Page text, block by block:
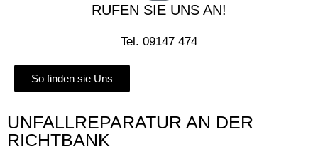
RUFEN SIE UNS AN!
Tel. 09147 474
So finden sie Uns
UNFALLREPARATUR AN DER
RICHTBANK